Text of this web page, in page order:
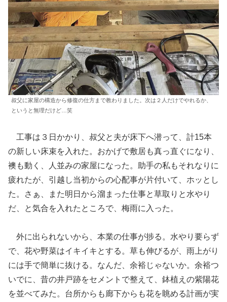
叔父に家屋の構造から修復の仕方まで教わりました。次は２人だけでやれるか、
というと無理だけど…笑
工事は３日かかり、叔父と夫が床下へ潜って、計15本
の新しい床束を入れた。おかげで敷居も真っ直ぐになり、
襖も動く、人並みの家屋になった。助手の私もそれなりに
疲れたが、引越し当初からの心配事が片付いて、ホッとし
た。さぁ、また明日から溜まった仕事と草取りと水やり
だ、と気合を入れたところで、梅雨に入った。
外に出られないから、本業の仕事が捗る。水やり要らず
で、花や野菜はイキイキとする。草も伸びるが、雨上がり
には手で簡単に抜ける。なんだ、余裕じゃないか。余裕つ
いでに、昔の井戸跡をセメントで整えて、鉢植えの紫陽花
を並べてみた。台所からも廊下からも花を眺める計画が実